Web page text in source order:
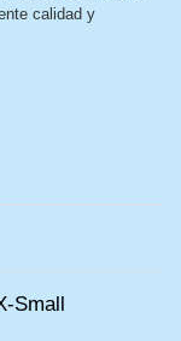
calidad y
Small